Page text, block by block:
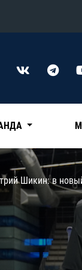
Конференция
Трактор
Дивизион
Авангард
Адмирал
КХЛ
Шикин: в